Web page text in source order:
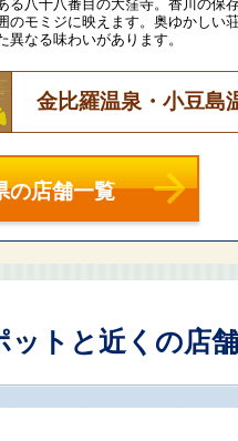
る八十八番目の大窪寺。香川の保
のモミジに映えます。奥ゆかしい
なる味わいがあります。
金比羅温泉・小豆島
の店舗一覧
ットと近くの店